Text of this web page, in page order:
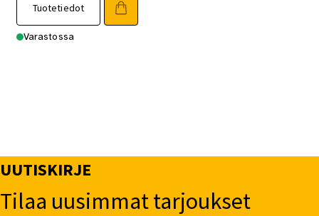
Tuotetiedot
Varastossa
UUTISKIRJE
Tilaa uusimmat tarjoukset